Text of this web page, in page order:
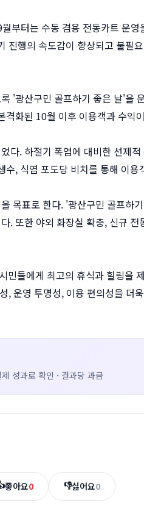
부터는 수동 겸용 전동카트 운
진행의 속도감이 향상되고 불필
'광산구민 골프하기 좋은 날'을
화된 10월 이후 이용객과 수익
다. 하절기 폭염에 대비한 선제
, 식염 포도당 비치를 통해 이용
목표로 한다. '광산구민 골프하
. 또한 야외 화장실 확충, 신규
들에게 최고의 휴식과 힐링을
운영 투명성, 이용 편의성을 더
성과로 확인 · 결과당 과금
좋아요0 👎싫어요0